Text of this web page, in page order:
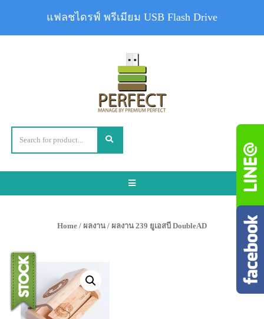
Toggle
Home / ผลงาน / ผลงาน 239 ยูเอสบี DoubleAD
แฟลชไดรฟ์ พรีเมียม USB Flash Drive